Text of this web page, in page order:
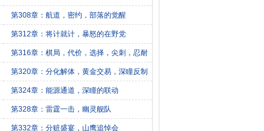
第308章：航道，密约，部落的觉醒
第312章：将计就计，暴怒的在野党
第316章：棋局，代价，选择，尖刺，忍耐
第320章：分化解体，黄金交易，深瞳反制
第324章：能源通道，深瞳的联动
第328章：雷霆一击，幽灵舰队
第332章：分赃盛宴，山鹰追悼会